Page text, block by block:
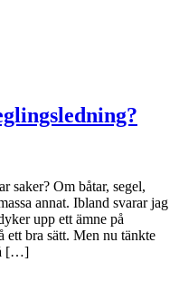
saker? Om båtar, segel,
annat. Ibland svarar jag
upp ett ämne på
ett bra sätt. Men nu tänkte
[…]